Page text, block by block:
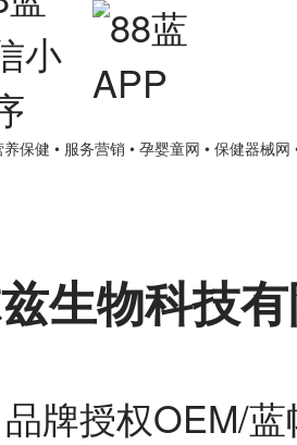
养保健 • 服务营销 • 孕婴童网 • 保健器械网
生物科技
牌授权OEM/